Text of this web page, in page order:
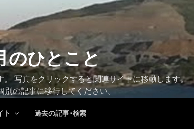
のひとこと
写真をクリックすると関連サイトに移動します。
別の記事に移行してください。
ト 過去の記事･検索